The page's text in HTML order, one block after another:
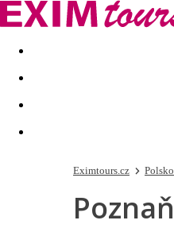
Akční nabídky Last minute
Eximtours.cz Polsko
Poznaň